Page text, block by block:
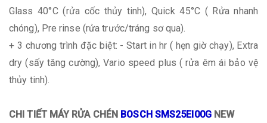
Glass 40°C (rửa cốc thủy tinh), Quick 45°C ( Rửa nhanh
chóng), Pre rinse (rửa trước/tráng sơ qua).
+ 3 chương trình đặc biệt: - Start in hr ( hẹn giờ chạy), Extra
dry (sấy tăng cường), Vario speed plus ( rửa êm ái bảo vệ
thủy tinh).
CHI TIẾT MÁY RỬA CHÉN BOSCH SMS25EI00G NEW